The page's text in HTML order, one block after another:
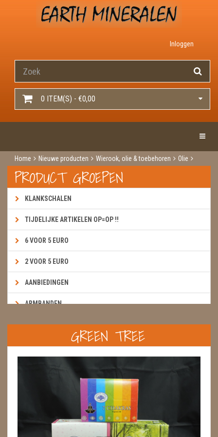
Inloggen
0 ITEM(S) - €0,00
Home Nieuwe producten Wierook, olie & toebehoren
Olie
Green tree
PRODUCT GROEPEN
KLANKSCHALEN
TIJDELIJKE ARTIKELEN OP=OP !!
6 VOOR 5 EURO
2 VOOR 5 EURO
AANBIEDINGEN
ARMBANDEN
BOEKEN & KAARTEN E.A.R.T.H.
BOLLEN GREEN TREE